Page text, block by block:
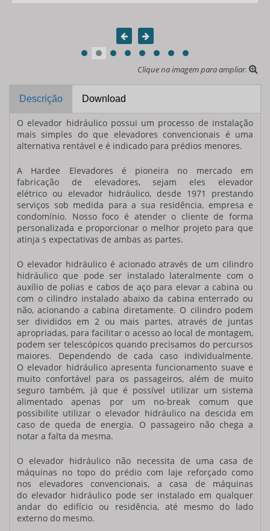
Clique na imagem para ampliar.
Descrição Download
O elevador hidráulicopossui um processo de instalação
mais simples do que elevadores convencionais é uma
alternativa rentável e é indicado para prédios menores.
A Hardee Elevadores é pioneira no mercado em
fabricação de elevadores, sejam eles elevador
elétrico ou elevador hidráulico, desde 1971 prestando
serviços sob medida para a sua residência, empresa e
condomínio. Nosso foco é atender o cliente de forma
personalizada e proporcionar o melhor projeto para que
atinja s expectativas de ambas as partes.
O elevador hidráulicoé acionado através de um cilindro
hidráulico que pode ser instalado lateralmente com o
auxílio de polias e cabos de aço para elevar a cabina ou
com o cilindro instalado abaixo da cabina enterrado ou
não, acionando a cabina diretamente. O cilindro podem
ser divididos em 2 ou mais partes, através de juntas
apropriadas, para facilitar o acesso ao local de montagem,
podem ser telescópicos quando precisamos do percursos
maiores. Dependendo de cada caso individualmente.
O elevador hidráulicoapresenta funcionamento suave e
muito confortável para os passageiros, além de muito
seguro também, já que é possível utilizar um sistema
alimentado apenas por um no-break comum que
possibilite utilizar o elevador hidráulicona descida em
caso de queda de energia. O passageiro não chega a
notar a falta da mesma.
O elevador hidráulico não necessita de uma casa de
máquinas no topo do prédio com laje reforçado como
nos elevadores convencionais, a casa de máquinas
do elevador hidráulico pode ser instalado em qualquer
andar do edifício ou residência, até mesmo do lado
externo do mesmo.